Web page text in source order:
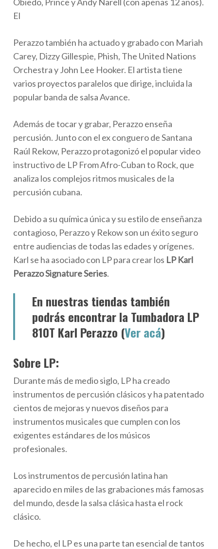
El
Perazzo también ha actuado y grabado con Mariah
Carey, Dizzy Gillespie, Phish, The United Nations
Orchestra y John Lee Hooker. El artista tiene
varios proyectos paralelos que dirige, incluida la
popular banda de salsa Avance.
Además de tocar y grabar, Perazzo enseña
percusión. Junto con el ex conguero de Santana
Raúl Rekow, Perazzo protagonizó el popular video
instructivo de LP From Afro-Cuban to Rock, que
analiza los complejos ritmos musicales de la
percusión cubana.
Debido a su química única y su estilo de enseñanza
contagioso, Perazzo y Rekow son un éxito seguro
entre audiencias de todas las edades y orígenes.
Karl se ha asociado con LP para crear los LP Karl
Perazzo Signature Series.
En nuestras tiendas también
podrás encontrar la Tumbadora LP
810T Karl Perazzo (Ver acá)
Sobre LP:
Durante más de medio siglo, LP ha creado
instrumentos de percusión clásicos y ha patentado
cientos de mejoras y nuevos diseños para
instrumentos musicales que cumplen con los
exigentes estándares de los músicos
profesionales.
Los instrumentos de percusión latina han
aparecido en miles de las grabaciones más famosas
del mundo, desde la salsa clásica hasta el rock
clásico.
De hecho, el LP es una parte tan esencial de tantos